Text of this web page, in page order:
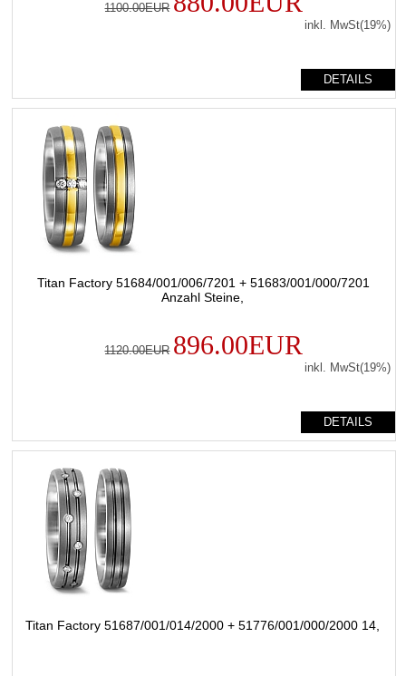
1100.00EUR
inkl. MwSt(19%)
DETAILS
Titan Factory 51684/001/006/7201 + 51683/001/000/7201
Anzahl Steine,
1120.00EUR 896.00EUR
inkl. MwSt(19%)
DETAILS
Titan Factory 51687/001/014/2000 + 51776/001/000/2000 14,